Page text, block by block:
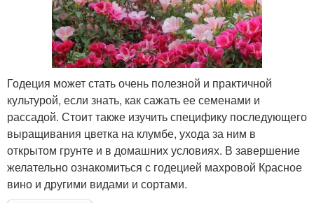
Годеция может стать очень полезной и практичной
культурой, если знать, как сажать ее семенами и
рассадой. Стоит также изучить специфику последующего
выращивания цветка на клумбе, ухода за ним в
открытом грунте и в домашних условиях. В завершение
желательно ознакомиться с годецией махровой Красное
вино и другими видами и сортами.